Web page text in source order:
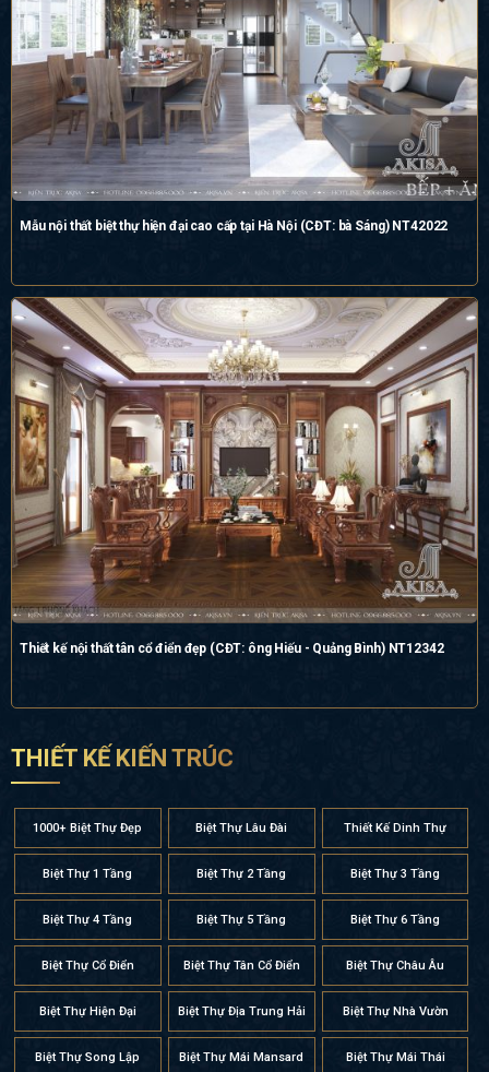
Mẫu nội thất biệt thự hiện đại cao cấp tại Hà Nội (CĐT: bà Sáng) NT42022
Thiết kế nội thất tân cổ điển đẹp (CĐT: ông Hiếu - Quảng Bình) NT12342
THIẾT KẾ KIẾN TRÚC
1000+ Biệt Thự Đẹp Biệt Thự Lâu Đài Thiết Kế Dinh Thự
Biệt Thự 1 Tầng Biệt Thự 2 Tầng Biệt Thự 3 Tầng
Biệt Thự 4 Tầng Biệt Thự 5 Tầng Biệt Thự 6 Tầng
Biệt Thự Cổ Điển Biệt Thự Tân Cổ Điển Biệt Thự Châu Âu
Biệt Thự Hiện Đại Biệt Thự Địa Trung Hải Biệt Thự Nhà Vườn
Biệt Thự Song Lập Biệt Thự Mái Mansard Biệt Thự Mái Thái